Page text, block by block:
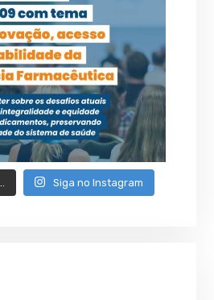
Siga no Instagram